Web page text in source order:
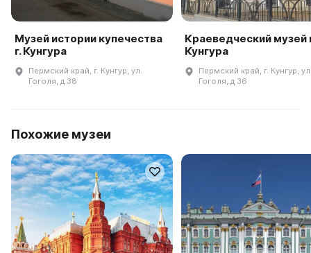
Музей истории купечества
г. Кунгура
Пермский край, г. Кунгур, ул.
Гоголя, д 38
Краеведческий музей
Кунгура
Пермский край, г. Кунгур,
Гоголя, д 36
Похожие музеи